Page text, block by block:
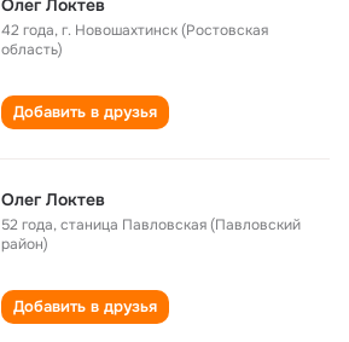
Олег Локтев
42 года,г. Новошахтинск (Ростовская
область)
Добавить в друзья
Олег Локтев
52 года,станица Павловская (Павловский
район)
Добавить в друзья